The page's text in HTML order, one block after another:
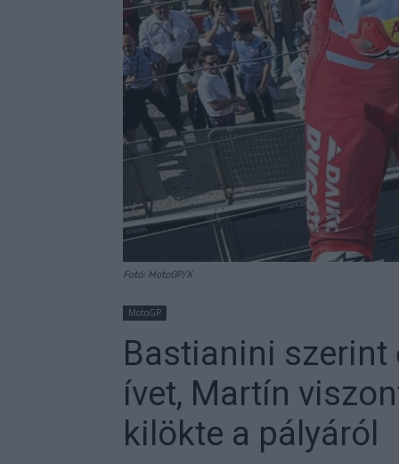
Fotó: MotoGP/X
MotoGP
Bastianini szerint
ívet, Martín
kilökte a pályáról